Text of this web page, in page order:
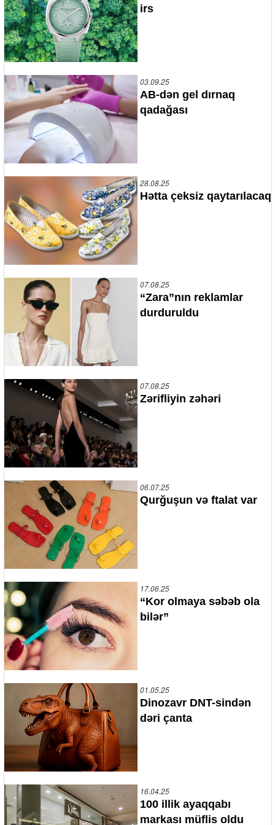
irs
03.09.25
AB-dən gel dırnaq
qadağası
28.08.25
Hətta çeksiz qaytarılacaq
07.08.25
“Zara”nın reklamlar
durduruldu
07.08.25
Zərifliyin zəhəri
06.07.25
Qurğuşun və ftalat var
17.06.25
“Kor olmaya səbəb ola
bilər”
01.05.25
Dinozavr DNT-sindən
dəri çanta
16.04.25
100 illik ayaqqabı
markası müflis oldu